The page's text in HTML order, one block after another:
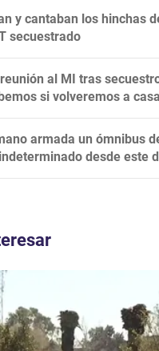
y cantaban los hinchas
secuestrado
al MI tras
si volveremos a
armada un ómnibus
desde este